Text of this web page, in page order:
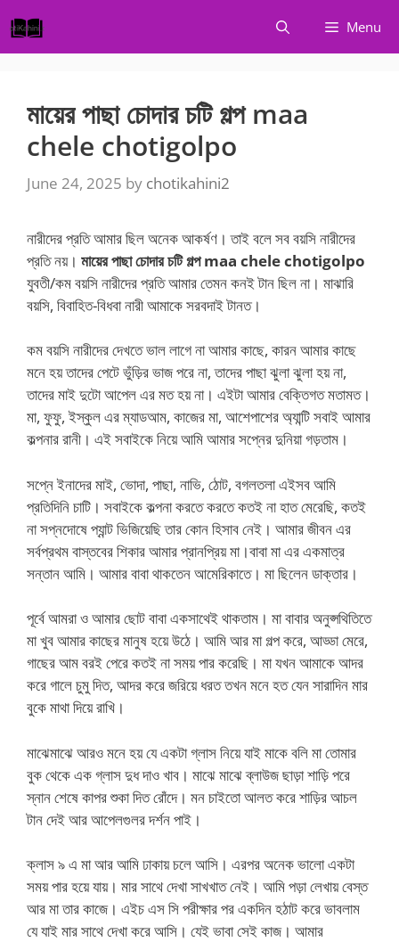
to
content
Menu
মায়ের পাছা চোদার চটি গল্প maa
chele chotigolpo
June 24, 2025 by chotikahini2
নারীদের প্রতি আমার ছিল অনেক আকর্ষণ। তাই বলে সব বয়সি নারীদের
প্রতি নয়। মায়ের পাছা চোদার চটি গল্প maa chele chotigolpo
যুবতী/কম বয়সি নারীদের প্রতি আমার তেমন কনই টান ছিল না। মাঝারি
বয়সি, বিবাহিত-বিধবা নারী আমাকে সরবদাই টানত।
কম বয়সি নারীদের দেখতে ভাল লাগে না আমার কাছে, কারন আমার কাছে
মনে হয় তাদের পেটে ভুঁড়ির ভাজ পরে না, তাদের পাছা ঝুলা ঝুলা হয় না,
তাদের মাই দুটো আপেল এর মত হয় না। এইটা আমার বেক্তিগত মতামত।
মা, ফুফু, ইস্কুল এর ম্যাডআম, কাজের মা, আশেপাশের অ্যান্টি সবাই আমার
কল্পনার রানী। এই সবাইকে নিয়ে আমি আমার সপ্নের দুনিয়া গড়তাম।
সপ্নে ইনাদের মাই, ভোদা, পাছা, নাভি, ঠোট, বগলতলা এইসব আমি
প্রতিদিনি চাটি। সবাইকে কল্পনা করতে করতে কতই না হাত মেরেছি, কতই
না সপ্নদোষে প্যান্ট ভিজিয়েছি তার কোন হিসাব নেই। আমার জীবন এর
সর্বপ্রথম বাস্তবের শিকার আমার প্রানপ্রিয় মা।বাবা মা এর একমাত্র
সন্তান আমি। আমার বাবা থাকতেন আমেরিকাতে। মা ছিলেন ডাক্তার।
পূর্বে আমরা ও আমার ছোট বাবা একসাথেই থাকতাম। মা বাবার অনুপ্সথিতিতে
মা খুব আমার কাছের মানুষ হয়ে উঠে। আমি আর মা গল্প করে, আড্ডা মেরে,
গাছের আম বরই পেরে কতই না সময় পার করেছি। মা যখন আমাকে আদর
করে গালে চুমু দিত, আদর করে জরিয়ে ধরত তখন মনে হত যেন সারাদিন মার
বুকে মাথা দিয়ে রাখি।
মাঝেমাঝে আরও মনে হয় যে একটা গ্লাস নিয়ে যাই মাকে বলি মা তোমার
বুক থেকে এক গ্লাস দুধ দাও খাব। মাঝে মাঝে ব্লাউজ ছাড়া শাড়ি পরে
স্নান শেষে কাপর শুকা দিত রোঁদে। মন চাইতো আলত করে শাড়ির আচল
টান দেই আর আপেলগুলর দর্শন পাই।
ক্লাস ৯ এ মা আর আমি ঢাকায় চলে আসি। এরপর অনেক ভালো একটা
সময় পার হয়ে যায়। মার সাথে দেখা সাখখাত নেই। আমি পড়া লেখায় বেস্ত
আর মা তার কাজে। এইচ এস সি পরীক্ষার পর একদিন হঠাট করে ভাবলাম
যে যাই মার সাথে দেখা করে আসি। যেই ভাবা সেই কাজ। আমার